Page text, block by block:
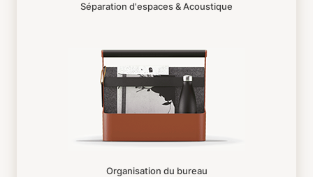
Séparation d'espaces & Acoustique
Organisation du bureau